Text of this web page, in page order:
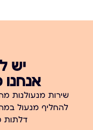
יש
אנחנו
שירות מנעולנות
להחליף מנעול
דלתות